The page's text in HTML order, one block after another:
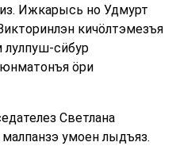
Ижкарысь но Удмурт
кичӧлтэмезъя
лулпуш-сӥбур
ӧри
Светлана
умоен лыдъяз.